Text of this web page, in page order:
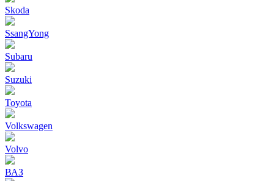
Skoda
SsangYong
Subaru
Suzuki
Toyota
Volkswagen
Volvo
ВАЗ